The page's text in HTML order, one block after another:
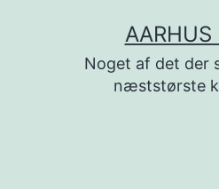
AARHUS
Noget af det der
næststørste